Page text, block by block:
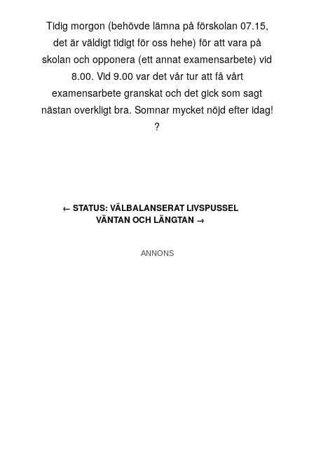
Tidig morgon (behövde lämna på förskolan 07.15,
det är väldigt tidigt för oss hehe) för att vara på
skolan och opponera (ett annat examensarbete) vid
8.00. Vid 9.00 var det vår tur att få vårt
examensarbete granskat och det gick som sagt
nästan overkligt bra. Somnar mycket nöjd efter idag!
?
← STATUS: VÄLBALANSERAT LIVSPUSSEL
VÄNTAN OCH LÄNGTAN →